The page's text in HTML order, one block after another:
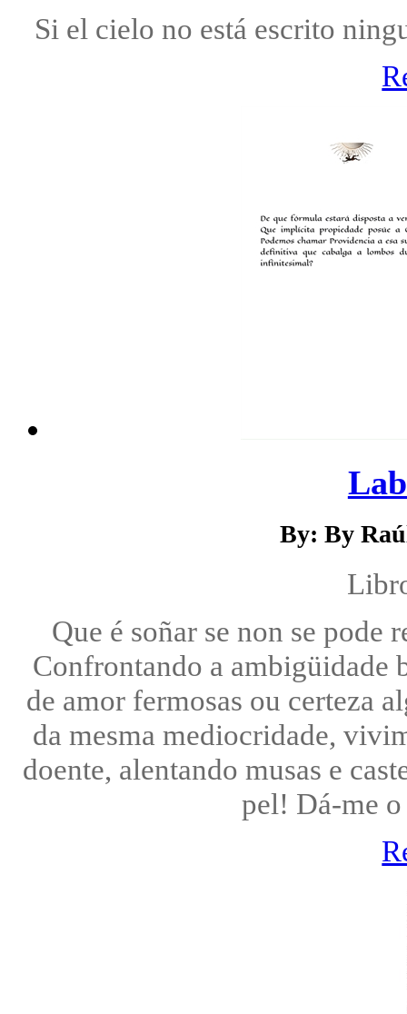
Si el cielo no está escrito
By: By
Que é soñar se non se pode
Confrontando a ambigüidade
de amor fermosas ou certeza
da mesma mediocridade,
doente, alentando musas e
pel! Dá-me